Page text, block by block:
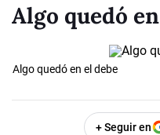
Algo quedó
Algo quedó en el debe
+ Seguir en